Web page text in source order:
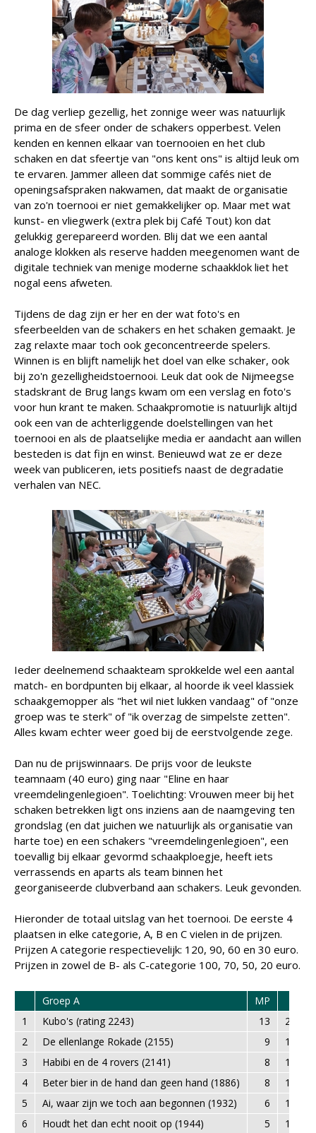
De dag verliep gezellig, het zonnige weer was natuurlijk
prima en de sfeer onder de schakers opperbest. Velen
kenden en kennen elkaar van toernooien en het club
schaken en dat sfeertje van "ons kent ons" is altijd leuk om
te ervaren. Jammer alleen dat sommige cafés niet de
openingsafspraken nakwamen, dat maakt de organisatie
van zo'n toernooi er niet gemakkelijker op. Maar met wat
kunst- en vliegwerk (extra plek bij Café Tout) kon dat
gelukkig gerepareerd worden. Blij dat we een aantal
analoge klokken als reserve hadden meegenomen want de
digitale techniek van menige moderne schaakklok liet het
nogal eens afweten.
Tijdens de dag zijn er her en der wat foto's en
sfeerbeelden van de schakers en het schaken gemaakt. Je
zag relaxte maar toch ook geconcentreerde spelers.
Winnen is en blijft namelijk het doel van elke schaker, ook
bij zo'n gezelligheidstoernooi. Leuk dat ook de Nijmeegse
stadskrant de Brug langs kwam om een verslag en foto's
voor hun krant te maken. Schaakpromotie is natuurlijk altijd
ook een van de achterliggende doelstellingen van het
toernooi en als de plaatselijke media er aandacht aan willen
besteden is dat fijn en winst. Benieuwd wat ze er deze
week van publiceren, iets positiefs naast de degradatie
verhalen van NEC.
Ieder deelnemend schaakteam sprokkelde wel een aantal
match- en bordpunten bij elkaar, al hoorde ik veel klassiek
schaakgemopper als "het wil niet lukken vandaag" of "onze
groep was te sterk" of "ik overzag de simpelste zetten".
Alles kwam echter weer goed bij de eerstvolgende zege.
Dan nu de prijswinnaars. De prijs voor de leukste
teamnaam (40 euro) ging naar "Eline en haar
vreemdelingenlegioen". Toelichting: Vrouwen meer bij het
schaken betrekken ligt ons inziens aan de naamgeving ten
grondslag (en dat juichen we natuurlijk als organisatie van
harte toe) en een schakers "vreemdelingenlegioen", een
toevallig bij elkaar gevormd schaakploegje, heeft iets
verrassends en aparts als team binnen het
georganiseerde clubverband aan schakers. Leuk gevonden.
Hieronder de totaal uitslag van het toernooi. De eerste 4
plaatsen in elke categorie, A, B en C vielen in de prijzen.
Prijzen A categorie respectievelijk: 120, 90, 60 en 30 euro.
Prijzen in zowel de B- als C-categorie 100, 70, 50, 20 euro.
Groep A MP
1
Kubo's (rating 2243) 13
20,5
2
De ellenlange Rokade (2155) 9
15,5
3
Habibi en de 4 rovers (2141) 8
17,5
4
Beter bier in de hand dan geen hand (1886) 8
14,0
5
Ai, waar zijn we toch aan begonnen (1932) 6
11,0
6
Houdt het dan echt nooit op (1944) 5 12,0